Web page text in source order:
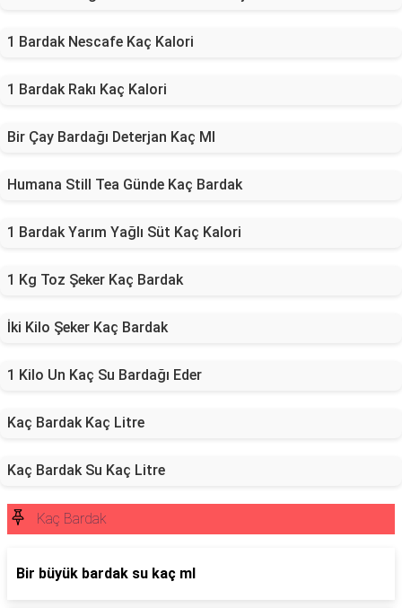
1 Bardak Nescafe Kaç Kalori
1 Bardak Rakı Kaç Kalori
Bir Çay Bardağı Deterjan Kaç Ml
Humana Still Tea Günde Kaç Bardak
1 Bardak Yarım Yağlı Süt Kaç Kalori
1 Kg Toz Şeker Kaç Bardak
İki Kilo Şeker Kaç Bardak
1 Kilo Un Kaç Su Bardağı Eder
Kaç Bardak Kaç Litre
Kaç Bardak Su Kaç Litre
Kaç Bardak
Bir büyük bardak su kaç ml